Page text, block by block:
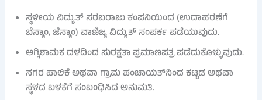
ಸ್ಥಳೀಯ ವಿದ್ಯುತ್ ಸರಬರಾಜು ಕಂಪನಿಯಿಂದ (ಉದಾಹರಣೆಗೆ
ಬೆಸ್ಕಾಂ, ಜೆಸ್ಕಾಂ) ವಾಣಿಜ್ಯ ವಿದ್ಯುತ್ ಸಂಪರ್ಕ ಪಡೆಯುವುದು.
ಅಗ್ನಿಶಾಮಕ ದಳದಿಂದ ಸುರಕ್ಷತಾ ಪ್ರಮಾಣಪತ್ರ ಪಡೆದುಕೊಳ್ಳುವುದು.
ನಗರ ಪಾಲಿಕೆ ಅಥವಾ ಗ್ರಾಮ ಪಂಚಾಯತ್‌ನಿಂದ ಕಟ್ಟಡ ಅಥವಾ
ಸ್ಥಳದ ಬಳಕೆಗೆ ಸಂಬಂಧಿಸಿದ ಅನುಮತಿ.